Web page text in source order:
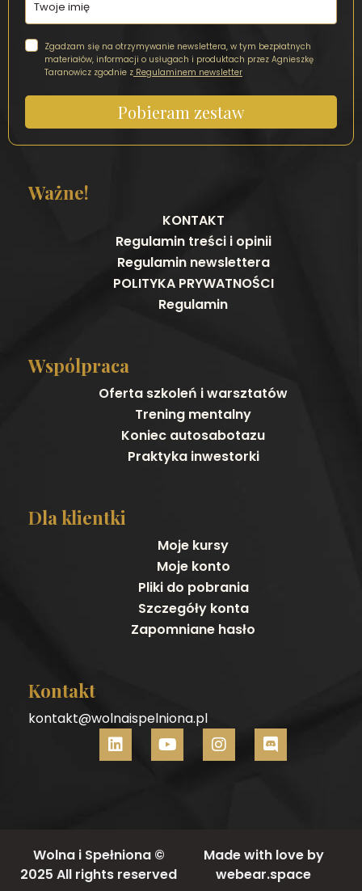
Zgadzam się na otrzymywanie newslettera, w tym bezpłatnych
materiałów, informacji o usługach i produktach przez Agnieszkę
Taranowicz zgodnie z Regulaminem newsletter
Pobieram zestaw
Ważne!
KONTAKT
Regulamin treści i opinii
Regulamin newslettera
POLITYKA PRYWATNOŚCI
Regulamin
Wspólpraca
Oferta szkoleń i warsztatów
Trening mentalny
Koniec autosabotazu
Praktyka inwestorki
Dla klientki
Moje kursy
Moje konto
Pliki do pobrania
Szczegóły konta
Zapomniane hasło
Kontakt
kontakt@wolnaispelniona.pl
Wolna i Spełniona ©
2025 All rights reserved
Made with love by
webear.space